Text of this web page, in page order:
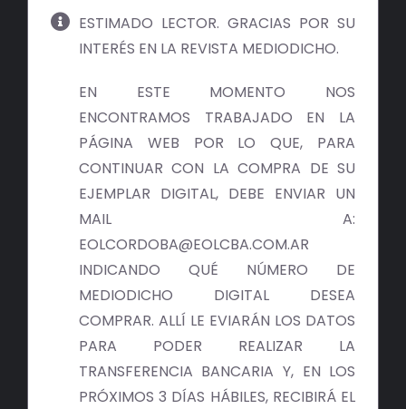
JORNADAS
MEDIODICHO
ACTUALIDAD
CONTACTO
ESTIMADO LECTOR. GRACIAS POR SU
INTERÉS EN LA REVISTA MEDIODICHO.
EN ESTE MOMENTO NOS
ENCONTRAMOS TRABAJADO EN LA
PÁGINA WEB POR LO QUE, PARA
CONTINUAR CON LA COMPRA DE SU
EJEMPLAR DIGITAL, DEBE ENVIAR UN
MAIL A:
EOLCORDOBA@EOLCBA.COM.AR
INDICANDO QUÉ NÚMERO DE
MEDIODICHO DIGITAL DESEA
COMPRAR. ALLÍ LE EVIARÁN LOS DATOS
PARA PODER REALIZAR LA
TRANSFERENCIA BANCARIA Y, EN LOS
PRÓXIMOS 3 DÍAS HÁBILES, RECIBIRÁ EL